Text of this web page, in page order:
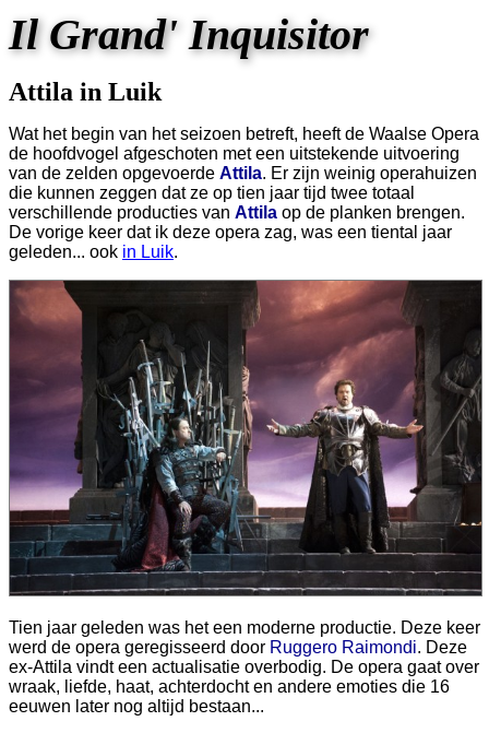
Il Grand' Inquisitor
Attila in Luik
Wat het begin van het seizoen betreft, heeft de Waalse Opera
de hoofdvogel afgeschoten met een uitstekende uitvoering
van de zelden opgevoerde Attila. Er zijn weinig operahuizen
die kunnen zeggen dat ze op tien jaar tijd twee totaal
verschillende producties van Attila op de planken brengen.
De vorige keer dat ik deze opera zag, was een tiental jaar
geleden... ook in Luik.
Tien jaar geleden was het een moderne productie. Deze keer
werd de opera geregisseerd door Ruggero Raimondi. Deze
ex-Attila vindt een actualisatie overbodig. De opera gaat over
wraak, liefde, haat, achterdocht en andere emoties die 16
eeuwen later nog altijd bestaan...